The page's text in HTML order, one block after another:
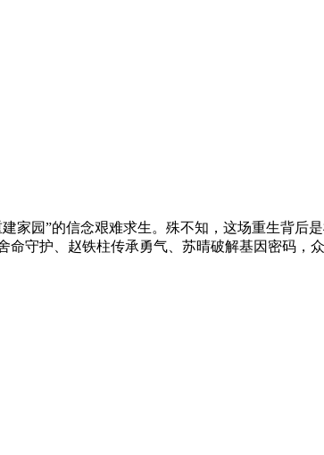
家园”的信念艰难求生。殊不知，这场重生背后
守护、赵铁柱传承勇气、苏晴破解基因密码，